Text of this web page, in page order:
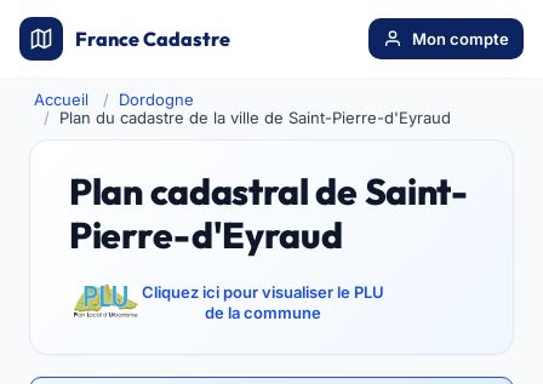
France Cadastre Mon compte
Accueil
Dordogne
Plan du cadastre de la ville de Saint-Pierre-d'Eyraud
Plan cadastral de Saint-
Pierre-d'Eyraud
Cliquez ici pour visualiser le PLU
de la commune